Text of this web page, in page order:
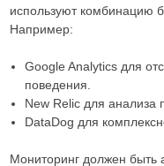
используют комбинацию
Например:
Google Analytics для
поведения.
New Relic для анализа
DataDog для
Мониторинг должен быть